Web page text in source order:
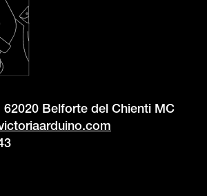
62020 Belforte del Chienti MC